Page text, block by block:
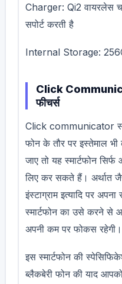
Charger: Qi2 वायरलेस
सपोर्ट करती है
Internal Storage:
Click
फीचर्स
Click communicator
फोन के तौर पर इस्तेमाल
जाए तो यह स्मार्टफोन
लिए कर सकते हैं। अर्थात
इंस्टाग्राम इत्यादि पर
स्मार्टफोन का उसे करने से
अपनी कम पर फोकस रहेगी।
इस स्मार्टफोन की
ब्लैकबेरी फोन की याद